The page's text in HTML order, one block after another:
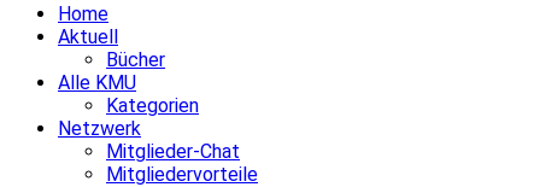
Home
Aktuell
Bücher
Alle KMU
Kategorien
Netzwerk
Mitglieder-Chat
Mitgliedervorteile